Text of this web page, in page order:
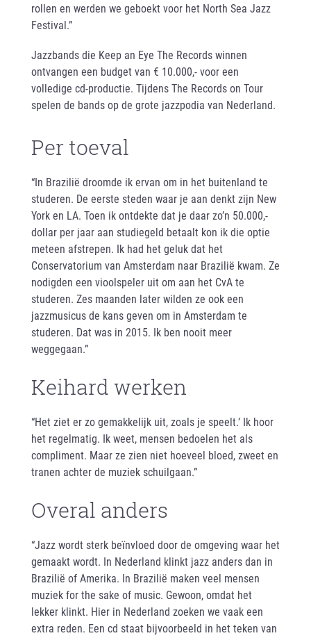
rollen en werden we geboekt voor het North Sea Jazz
Festival.”
Jazzbands die Keep an Eye The Records winnen
ontvangen een budget van € 10.000,- voor een
volledige cd-productie. Tijdens The Records on Tour
spelen de bands op de grote jazzpodia van Nederland.
Per toeval
“In Brazilië droomde ik ervan om in het buitenland te
studeren. De eerste steden waar je aan denkt zijn New
York en LA. Toen ik ontdekte dat je daar zo’n 50.000,-
dollar per jaar aan studiegeld betaalt kon ik die optie
meteen afstrepen. Ik had het geluk dat het
Conservatorium van Amsterdam naar Brazilië kwam. Ze
nodigden een vioolspeler uit om aan het CvA te
studeren. Zes maanden later wilden ze ook een
jazzmusicus de kans geven om in Amsterdam te
studeren. Dat was in 2015. Ik ben nooit meer
weggegaan.”
Keihard werken
“Het ziet er zo gemakkelijk uit, zoals je speelt.’ Ik hoor
het regelmatig. Ik weet, mensen bedoelen het als
compliment. Maar ze zien niet hoeveel bloed, zweet en
tranen achter de muziek schuilgaan.”
Overal anders
“Jazz wordt sterk beïnvloed door de omgeving waar het
gemaakt wordt. In Nederland klinkt jazz anders dan in
Brazilië of Amerika. In Brazilië maken veel mensen
muziek for the sake of music. Gewoon, omdat het
lekker klinkt. Hier in Nederland zoeken we vaak een
extra reden. Een cd staat bijvoorbeeld in het teken van